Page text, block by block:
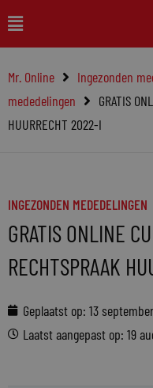
naar
inhoud
Main
Menu
Mr. Online Ingezonden
mededelingen
GRATIS
HUURRECHT 2022-I
INGEZONDEN MEDEDELINGEN
GRATIS ONLINE
RECHTSPRAAK
Geplaatst op: 13
Laatst aangepast op: 19